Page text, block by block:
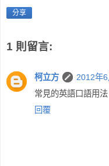
分享
1 則留言:
柯立方
2012年
常見的英語口語用
回覆